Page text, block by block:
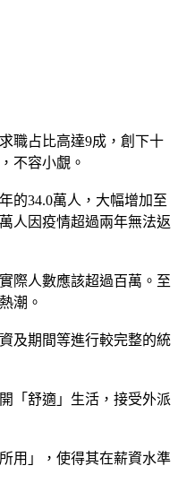
職占比高達9成，創下十
不容小覷。
的34.0萬人，大幅增加至
人因疫情超過兩年無法返
際人數應該超過百萬。至
潮。
及期間等進行較完整的統
「舒適」生活，接受外派
用」，使得其在薪資水準